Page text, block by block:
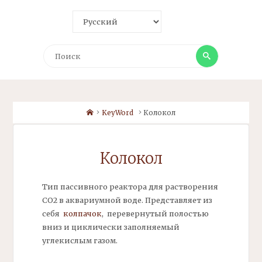
Поиск
HomeKeyWord Колокол
Колокол
Тип пассивного реактора для растворения
СО2 в аквариумной воде. Представляет из
себя колпачок, перевернутый полостью
вниз и циклически заполняемый
углекислым газом.